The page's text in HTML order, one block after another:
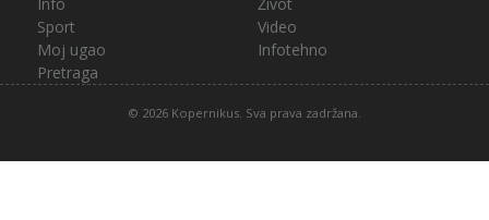
Sport
Video
Moj ugao
Infotehno
Pretraga
© 2026 Kopernikus. Sva prava zadržana.